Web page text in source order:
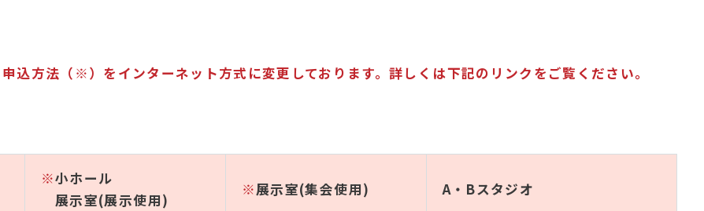
込方法（※）をインターネット方式に変更しております。詳しくは下記のリンクをご覧ください。
※小ホール
展示室(展示使用)
※展示室(集会使用) A・Bスタジオ